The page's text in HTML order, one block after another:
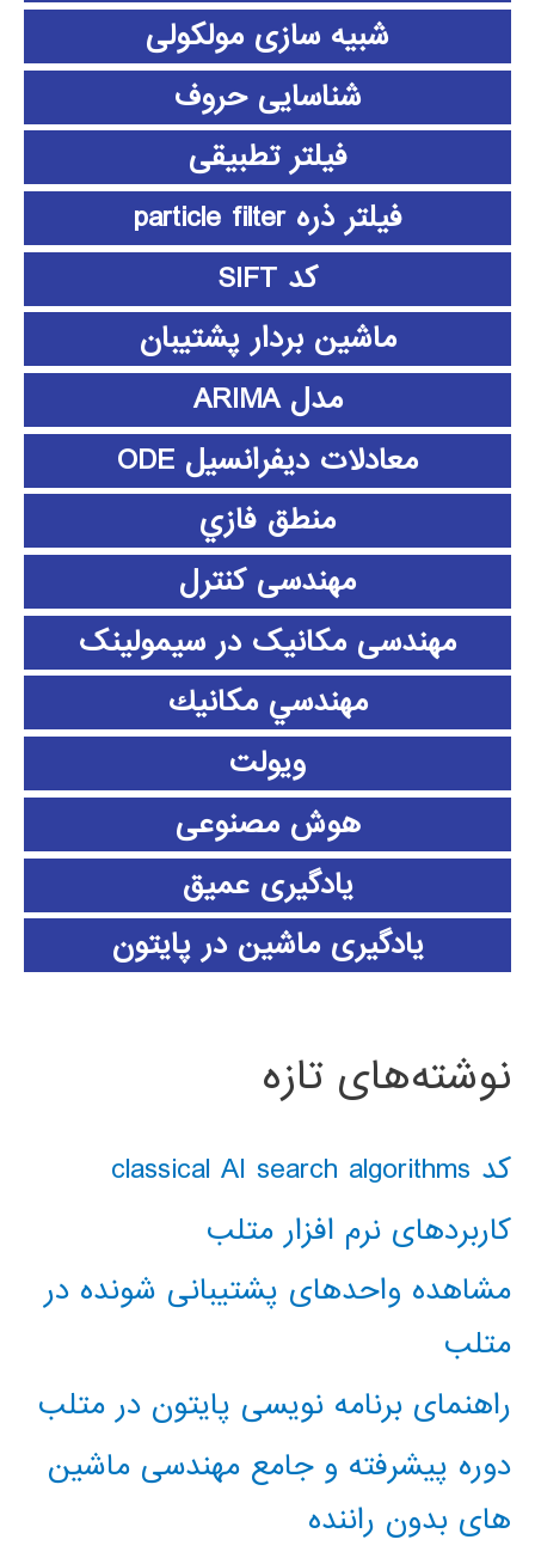
شبیه سازی مولکولی
شناسایی حروف
فیلتر تطبیقی
فیلتر ذره particle filter
کد SIFT
ماشین بردار پشتیبان
مدل ARIMA
معادلات دیفرانسیل ODE
منطق فازي
مهندسی کنترل
مهندسی مکانیک در سیمولینک
مهندسي مكانيك
ویولت
هوش مصنوعی
یادگیری عمیق
یادگیری ماشین در پایتون
نوشته‌های تازه
کد classical AI search algorithms
کاربردهای نرم افزار متلب
مشاهده واحدهای پشتیبانی شونده در
متلب
راهنمای برنامه نویسی پایتون در متلب
دوره پیشرفته و جامع مهندسی ماشین
های بدون راننده